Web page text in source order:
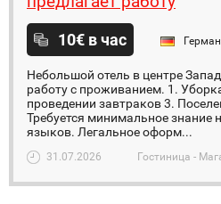
10€ в час
Небольшой отель в центре
работу с проживанием. 1.
проведении завтраков 3.
Требуется минимальное знание
языков. Легальное оформ...
31.07.2026 Гостиница -